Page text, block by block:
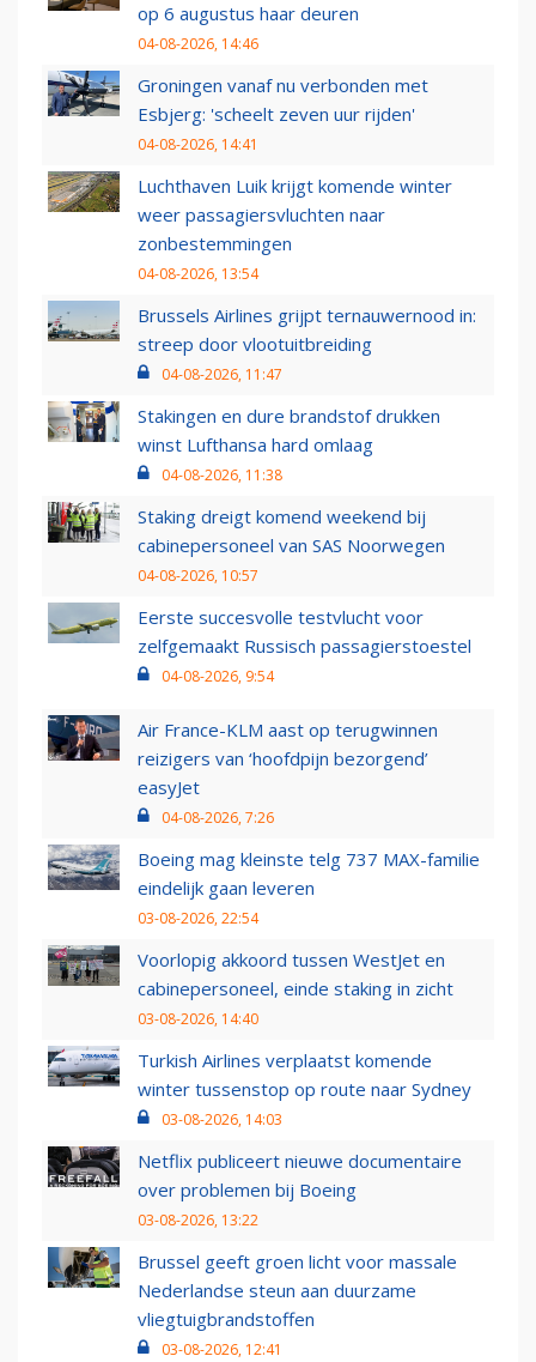
op 6 augustus haar deuren
04-08-2026, 14:46
Groningen vanaf nu verbonden met
Esbjerg: 'scheelt zeven uur rijden'
04-08-2026, 14:41
Luchthaven Luik krijgt komende winter
weer passagiersvluchten naar
zonbestemmingen
04-08-2026, 13:54
Brussels Airlines grijpt ternauwernood in:
streep door vlootuitbreiding
04-08-2026, 11:47
Stakingen en dure brandstof drukken
winst Lufthansa hard omlaag
04-08-2026, 11:38
Staking dreigt komend weekend bij
cabinepersoneel van SAS Noorwegen
04-08-2026, 10:57
Eerste succesvolle testvlucht voor
zelfgemaakt Russisch passagierstoestel
04-08-2026, 9:54
Air France-KLM aast op terugwinnen
reizigers van ‘hoofdpijn bezorgend’
easyJet
04-08-2026, 7:26
Boeing mag kleinste telg 737 MAX-familie
eindelijk gaan leveren
03-08-2026, 22:54
Voorlopig akkoord tussen WestJet en
cabinepersoneel, einde staking in zicht
03-08-2026, 14:40
Turkish Airlines verplaatst komende
winter tussenstop op route naar Sydney
03-08-2026, 14:03
Netflix publiceert nieuwe documentaire
over problemen bij Boeing
03-08-2026, 13:22
Brussel geeft groen licht voor massale
Nederlandse steun aan duurzame
vliegtuigbrandstoffen
03-08-2026, 12:41